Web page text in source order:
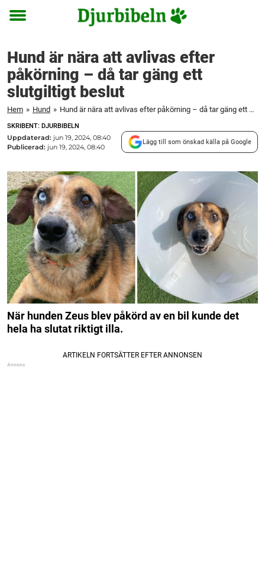
Toggle
Hund är nära att avlivas efter
påkörning – då tar gäng ett
slutgiltigt beslut
Hem » Hund » Hund är nära att avlivas efter påkörning – då tar gäng ett slutgiltigt beslut
SKRIBENT: DJURBIBELN
Uppdaterad: jun 19, 2024, 08:40
Publicerad: jun 19, 2024, 08:40
Lägg till som önskad källa på Google
När hunden Zeus blev påkörd av en bil kunde det
hela ha slutat riktigt illa.